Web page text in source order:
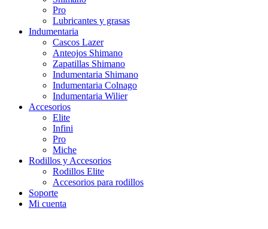
Pro
Lubricantes y grasas
Indumentaria
Cascos Lazer
Anteojos Shimano
Zapatillas Shimano
Indumentaria Shimano
Indumentaria Colnago
Indumentaria Wilier
Accesorios
Elite
Infini
Pro
Miche
Rodillos y Accesorios
Rodillos Elite
Accesorios para rodillos
Soporte
Mi cuenta